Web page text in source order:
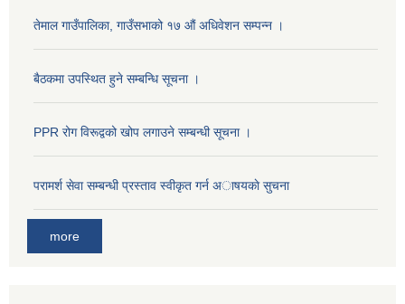
तेमाल गाउँपालिका, गाउँसभाको १७ ‌औं अधिवेशन सम्पन्न ।
बैठकमा उपस्थित हुने सम्बन्धि सूचना ।
PPR रोग विरूद्वको खोप लगाउने सम्बन्धी सूचना ।
परामर्श सेवा सम्बन्धी प्रस्ताव स्वीकृत गर्न अाषयकाे सुचना
more